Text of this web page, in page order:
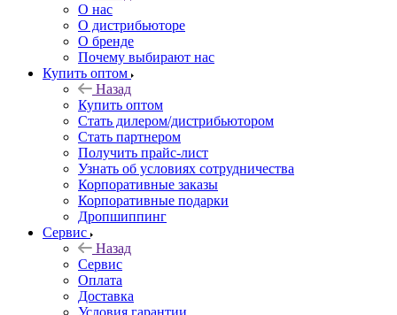
О нас
О дистрибьюторе
О бренде
Почему выбирают нас
Купить оптом
Назад
Купить оптом
Стать дилером/дистрибьютором
Стать партнером
Получить прайс-лист
Узнать об условиях сотрудничества
Корпоративные заказы
Корпоративные подарки
Дропшиппинг
Сервис
Назад
Сервис
Оплата
Доставка
Условия гарантии